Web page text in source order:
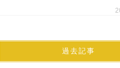
過去記事